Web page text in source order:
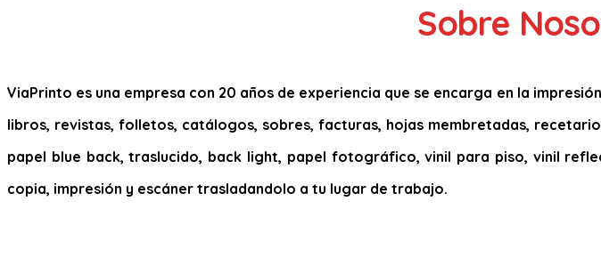
Sobre
ViaPrinto es una empresa con 20 años de experiencia que se encarga en la
libros, revistas, folletos, catálogos, sobres, facturas, hojas membretadas,
papel blue back, traslucido, back light, papel fotográfico, vinil para piso, vinil
copia, impresión y escáner trasladandolo a tu lugar de trabajo.